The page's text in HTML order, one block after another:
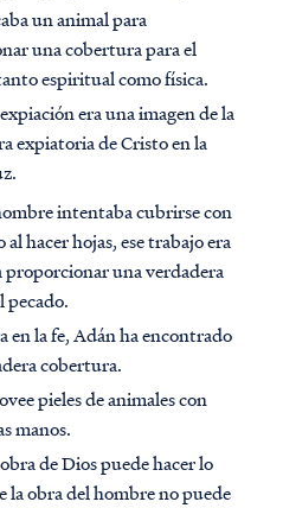
un animal para
una cobertura para el
espiritual como física.
era una imagen de la
expiatoria de Cristo en la
intentaba cubrirse con
hacer hojas, ese trabajo era
una verdadera
pecado.
en la fe, Adán ha encontrado
cobertura.
pieles de animales con
manos.
de Dios puede hacer lo
la obra del hombre no puede